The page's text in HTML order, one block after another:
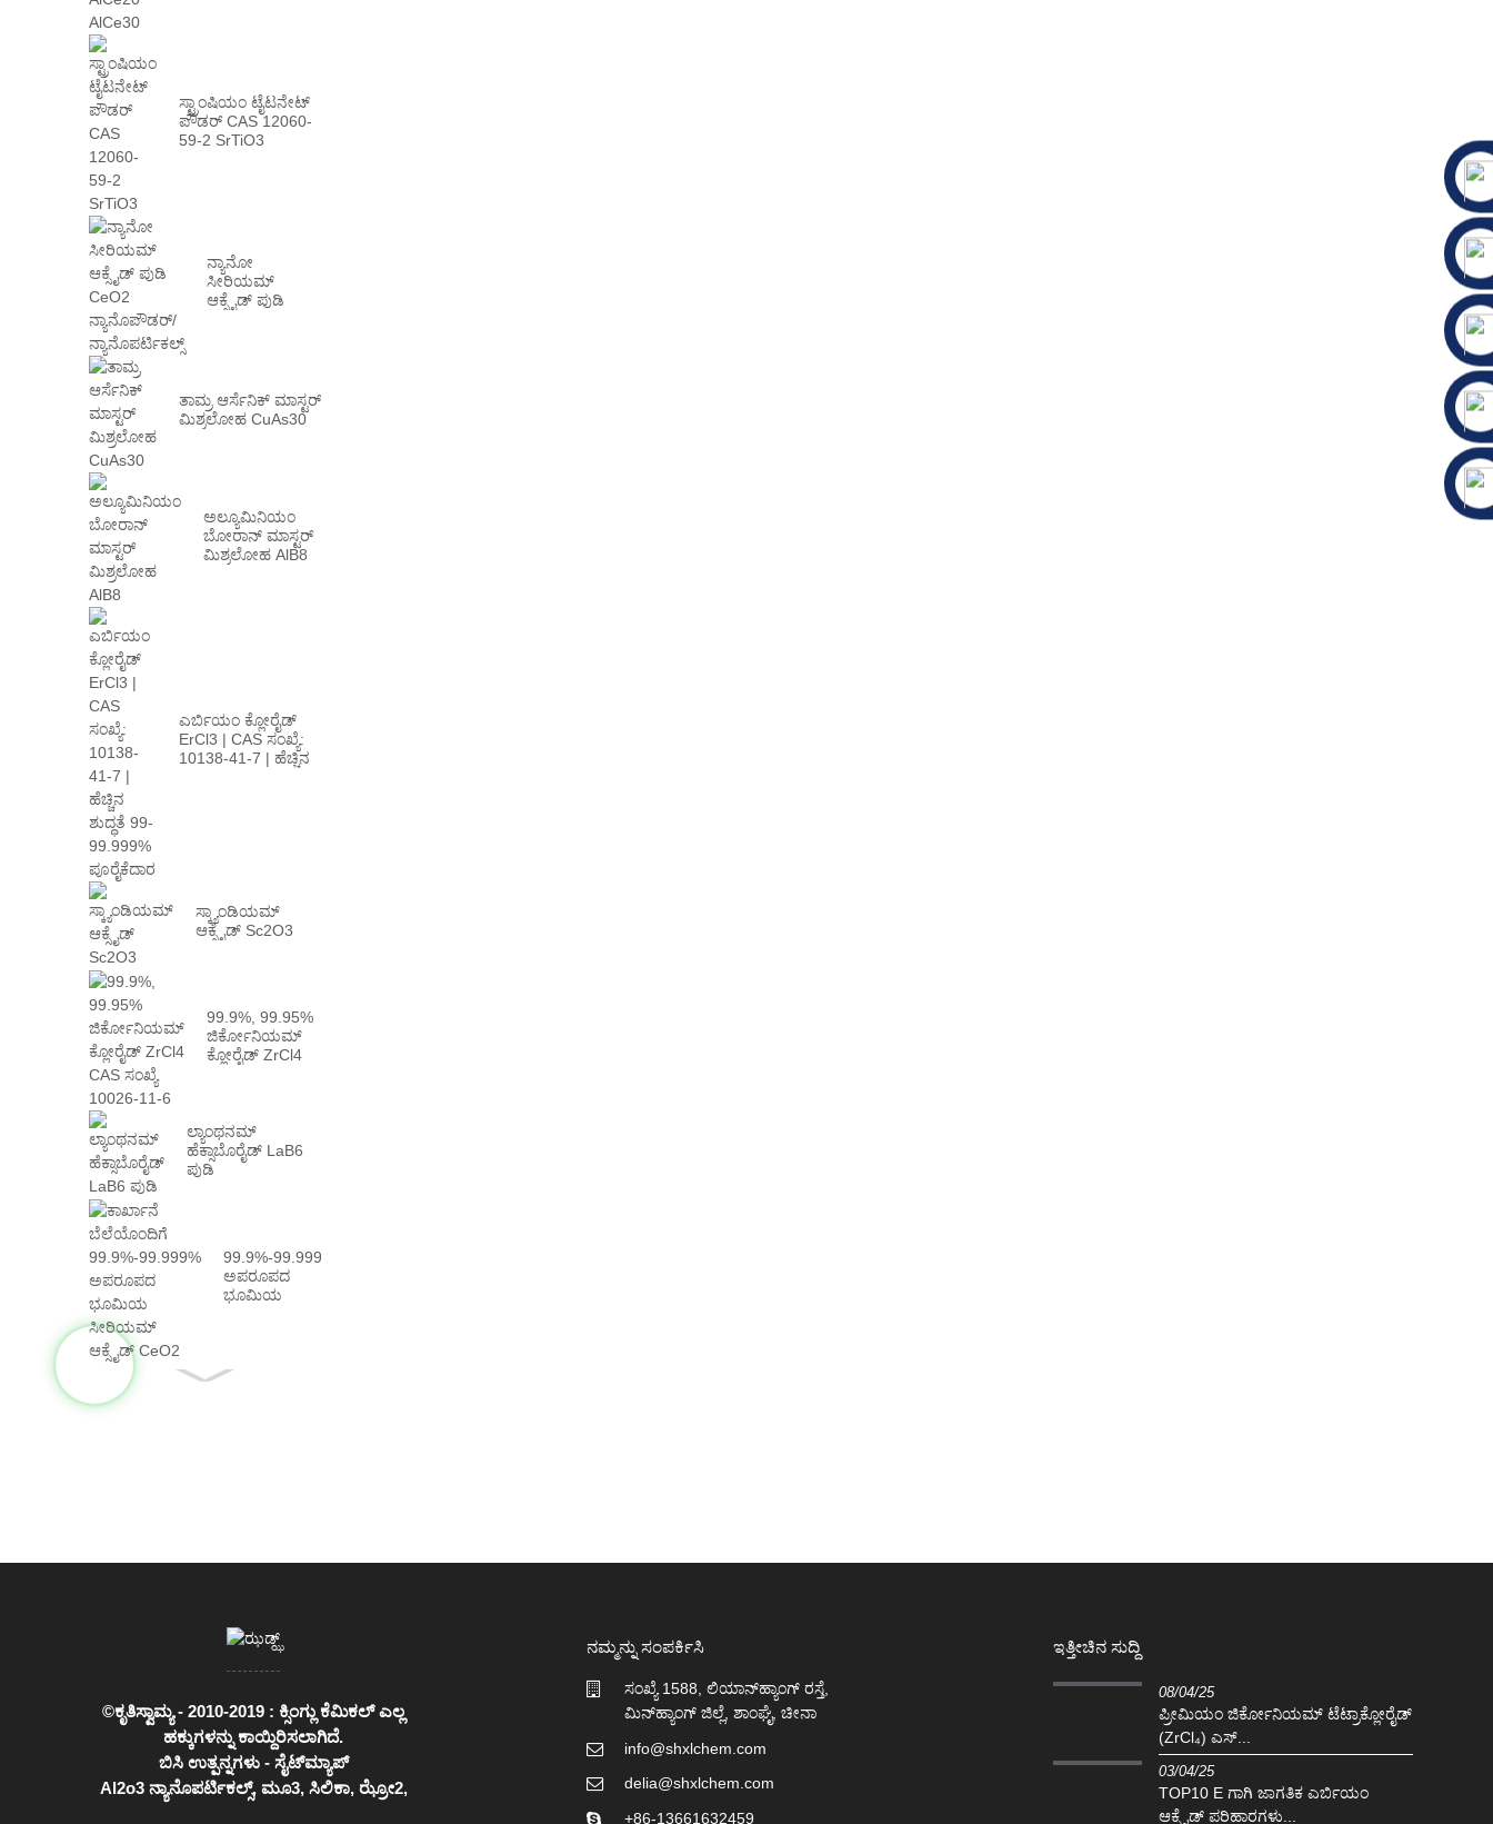
ಸ್ಟ್ರಾಂಷಿಯಂ ಟೈಟನೇಟ್
ಪೌಡರ್ CAS 12060-
59-2 SrTiO3
ನ್ಯಾನೋ
ಸೀರಿಯಮ್
ಆಕ್ಸೈಡ್ ಪುಡಿ
ತಾಮ್ರ ಆರ್ಸೆನಿಕ್ ಮಾಸ್ಟರ್
ಮಿಶ್ರಲೋಹ CuAs30
ಅಲ್ಯೂಮಿನಿಯಂ
ಬೋರಾನ್ ಮಾಸ್ಟರ್
ಮಿಶ್ರಲೋಹ AlB8
ಎರ್ಬಿಯಂ ಕ್ಲೋರೈಡ್
ErCl3 | CAS ಸಂಖ್ಯೆ:
10138-41-7 | ಹೆಚ್ಚಿನ
ಸ್ಕ್ಯಾಂಡಿಯಮ್
ಆಕ್ಸೈಡ್ Sc2O3
99.9%, 99.95%
ಜಿರ್ಕೋನಿಯಮ್
ಕ್ಲೋರೈಡ್ ZrCl4
ಲ್ಯಾಂಥನಮ್
ಹೆಕ್ಸಾಬೊರೈಡ್ LaB6
ಪುಡಿ
99.9%-99.999%
ಅಪರೂಪದ
ಭೂಮಿಯ
©ಕೃತಿಸ್ವಾಮ್ಯ - 2010-2019 : ಕ್ಸಿಂಗ್ಲು ಕೆಮಿಕಲ್ ಎಲ್ಲ
ಹಕ್ಕುಗಳನ್ನು ಕಾಯ್ದಿರಿಸಲಾಗಿದೆ.
ಬಿಸಿ ಉತ್ಪನ್ನಗಳು- ಸೈಟ್‌ಮ್ಯಾಪ್
Al2o3 ನ್ಯಾನೊಪರ್ಟಿಕಲ್ಸ್, ಮೂ3, ಸಿಲಿಕಾ, ಝ್ರೋ2,
ನಮ್ಮನ್ನು ಸಂಪರ್ಕಿಸಿ
ಸಂಖ್ಯೆ 1588, ಲಿಯಾನ್‌ಹ್ಯಾಂಗ್ ರಸ್ತೆ,
ಮಿನ್‌ಹ್ಯಾಂಗ್ ಜಿಲ್ಲೆ, ಶಾಂಘೈ, ಚೀನಾ
info@shxlchem.com
delia@shxlchem.com
+86-13661632459
ಇತ್ತೀಚಿನ ಸುದ್ದಿ
08/04/25
ಪ್ರೀಮಿಯಂ ಜಿರ್ಕೋನಿಯಮ್ ಟೆಟ್ರಾಕ್ಲೋರೈಡ್
(ZrCl₄) ಎಸ್...
03/04/25
TOP10 E ಗಾಗಿ ಜಾಗತಿಕ ಎರ್ಬಿಯಂ
ಆಕ್ಸೈಡ್ ಪರಿಹಾರಗಳು...